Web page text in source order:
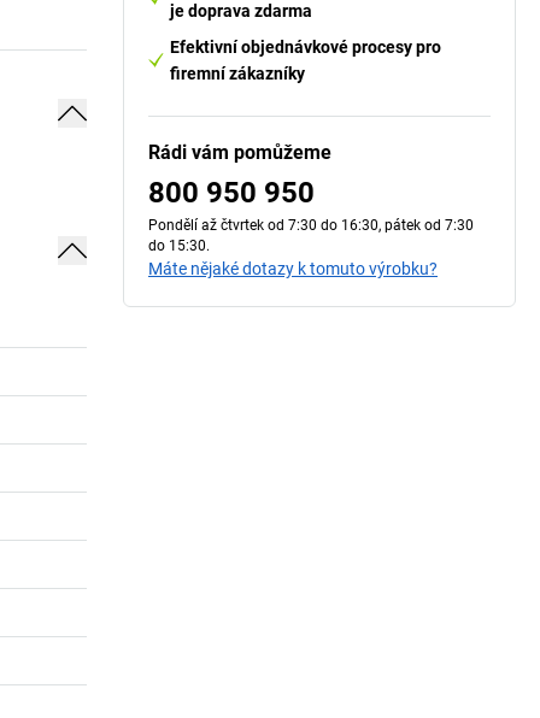
je doprava zdarma
Efektivní objednávkové procesy pro
firemní zákazníky
Rádi vám pomůžeme
800 950 950
Pondělí až čtvrtek od 7:30 do 16:30, pátek od 7:30
do 15:30.
Máte nějaké dotazy k tomuto výrobku?